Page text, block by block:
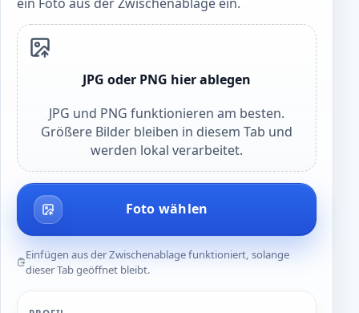
JPG oder PNG hier ablegen
JPG und PNG funktionieren am besten.
Größere Bilder bleiben in diesem Tab und
werden lokal verarbeitet.
Foto wählen
Einfügen aus der Zwischenablage funktioniert, solange
dieser Tab geöffnet bleibt.